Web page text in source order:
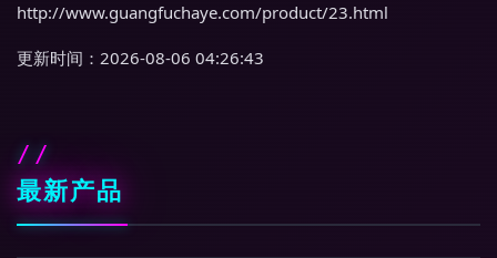
http://www.guangfuchaye.com/product/23.html
更新时间：2026-08-06 04:26:43
最新产品